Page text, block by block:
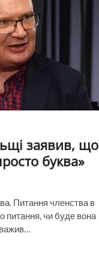
заявив, що
буква»
Питання членства в
питання, чи буде вона